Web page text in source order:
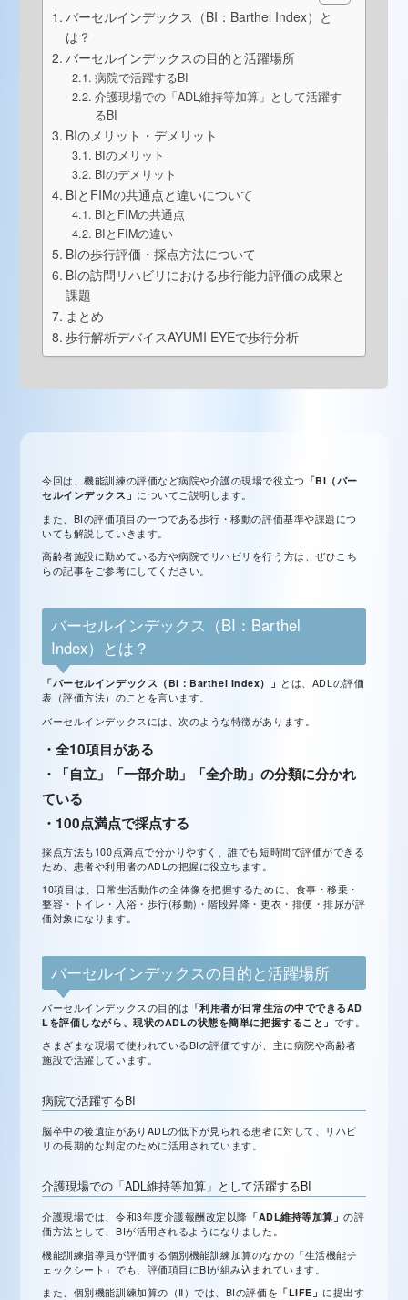
バーセルインデックス（BI：Barthel Index）と
は？
バーセルインデックスの目的と活躍場所
病院で活躍するBI
介護現場での「ADL維持等加算」として活躍す
るBI
BIのメリット・デメリット
BIのメリット
BIのデメリット
BIとFIMの共通点と違いについて
BIとFIMの共通点
BIとFIMの違い
BIの歩行評価・採点方法について
BIの訪問リハビリにおける歩行能力評価の成果と
課題
まとめ
歩行解析デバイスAYUMI EYEで歩行分析
今回は、機能訓練の評価など病院や介護の現場で役立つ 「BI（バー
セルインデックス」 についてご説明します。
また、BIの評価項目の一つである歩行・移動の評価基準や課題につ
いても解説していきます。
高齢者施設に勤めている方や病院でリハビリを行う方は、ぜひこち
らの記事をご参考にしてください。
バーセルインデックス（BI：Barthel
Index）とは？
「バーセルインデックス（BI：Barthel Index）」 とは、ADLの評価
表（評価方法）のことを言います。
バーセルインデックスには、次のような特徴があります。
・全10項目がある
・「自立」「一部介助」「全介助」の分類に分かれ
ている
・100点満点で採点する
採点方法も100点満点で分かりやすく、誰でも短時間で評価ができる
ため、患者や利用者のADLの把握に役立ちます。
10項目は、日常生活動作の全体像を把握するために、食事・移乗・
整容・トイレ・入浴・歩行(移動)・階段昇降・更衣・排便・排尿が評
価対象になります。
バーセルインデックスの目的と活躍場所
バーセルインデックスの目的は 「利用者が日常生活の中でできるAD
Lを評価しながら、現状のADLの状態を簡単に把握すること」 です。
さまざまな現場で使われているBIの評価ですが、主に病院や高齢者
施設で活躍しています。
病院で活躍するBI
脳卒中の後遺症がありADLの低下が見られる患者に対して、リハビ
リの長期的な判定のために活用されています。
介護現場での「ADL維持等加算」として活躍するBI
介護現場では、令和3年度介護報酬改定以降 「ADL維持等加算」の評
価方法として、BIが活用されるようになりました。
機能訓練指導員が評価する個別機能訓練加算のなかの「生活機能チ
ェックシート」でも、評価項目にBIが組み込まれています。
また、個別機能訓練加算の（Ⅱ）では、BIの評価を 「LIFE」 に提出す